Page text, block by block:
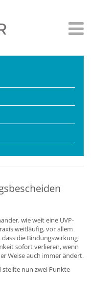
wie weit eine UVP-
weitläufig, vor allem
die Bindungswirkung
sofort verlieren, wenn
Weise auch immer ändert.
stellte nun zwei Punkte